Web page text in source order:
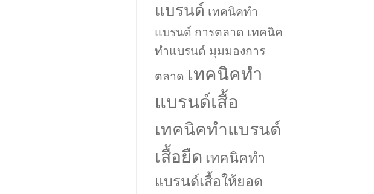
แบรนด์ เทคนิคทำ
แบรนด์ การตลาด เทคนิค
ทำแบรนด์ มุมมองการ
ตลาด เทคนิคทำ
แบรนด์เสื้อ
เทคนิคทำแบรนด์
เสื้อยืด เทคนิคทำ
แบรนด์เสื้อให้ยอด